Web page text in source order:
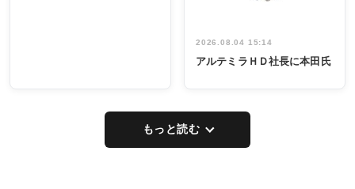
2026.08.04 15:14
アルテミラＨＤ社長に本田氏
もっと読む